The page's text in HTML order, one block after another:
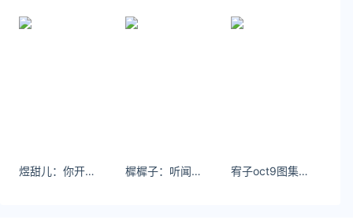
https://www.yaorank.com/
Steam Epic
煜甜儿：你开口天南海北跟你走 樨樨子：听闻先生道心稳固 宥子oct9图集最新更新内容